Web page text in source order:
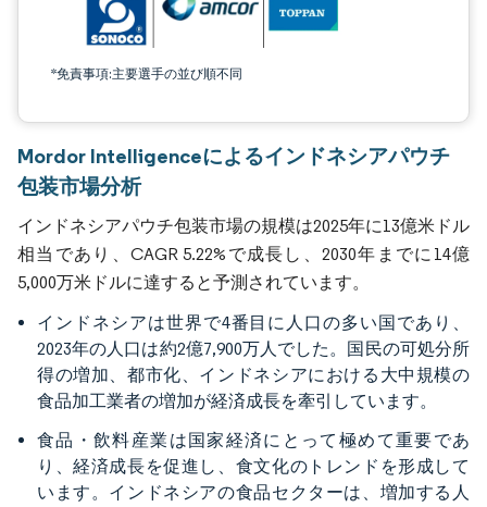
*免責事項:主要選手の並び順不同
Mordor Intelligenceによるインドネシアパウチ
包装市場分析
インドネシアパウチ包装市場の規模は2025年に13億米ドル
相当であり、CAGR 5.22%で成長し、2030年までに14億
5,000万米ドルに達すると予測されています。
インドネシアは世界で4番目に人口の多い国であり、
2023年の人口は約2億7,900万人でした。国民の可処分所
得の増加、都市化、インドネシアにおける大中規模の
食品加工業者の増加が経済成長を牽引しています。
食品・飲料産業は国家経済にとって極めて重要であ
り、経済成長を促進し、食文化のトレンドを形成して
います。インドネシアの食品セクターは、増加する人